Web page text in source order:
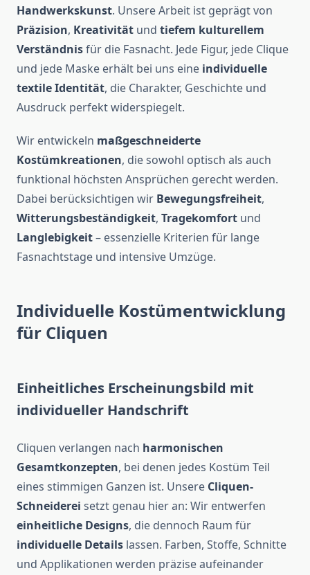
Handwerkskunst. Unsere Arbeit ist geprägt von
Präzision, Kreativität und tiefem kulturellem
Verständnisfür die Fasnacht. Jede Figur, jede Clique
und jede Maske erhält bei uns eine individuelle
textile Identität, die Charakter, Geschichte und
Ausdruck perfekt widerspiegelt.
Wir entwickeln maßgeschneiderte
Kostümkreationen, die sowohl optisch als auch
funktional höchsten Ansprüchen gerecht werden.
Dabei berücksichtigen wir Bewegungsfreiheit,
Witterungsbeständigkeit, Tragekomfort und
Langlebigkeit– essenzielle Kriterien für lange
Fasnachtstage und intensive Umzüge.
Individuelle Kostümentwicklung
für Cliquen
Einheitliches Erscheinungsbild mit
individueller Handschrift
Cliquen verlangen nach harmonischen
Gesamtkonzepten, bei denen jedes Kostüm Teil
eines stimmigen Ganzen ist. Unsere Cliquen-
Schneiderei setzt genau hier an: Wir entwerfen
einheitliche Designs, die dennoch Raum für
individuelle Details lassen. Farben, Stoffe, Schnitte
und Applikationen werden präzise aufeinander